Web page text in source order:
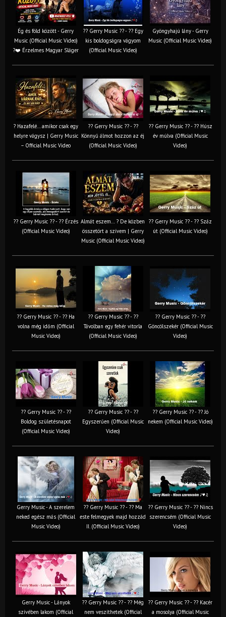
Ég és föld között - Gerry
Music (Official Music Video)
?❤️ Érzelmes Magyar Sláger
?? Gerry Music ?? - ?? Egy
kis boldogságra vágyom
(Official Music Video)
Gyöngyhajú lány - Gerry
Music (Official Music Video)
? Hazafelé… amikor csak egy
helyre vágysz | Gerry Music
– Official Music Video
?? Gerry Music ?? - ??
Könnyű álmot hozzon az éj
(Official Music Video)
?? Gerry Music ?? - ?? Húsz
év múlva (Official Music
Video)
?? Gerry Music ?? - ?? Érzés
(Official Music Video)
Almát eszem… ? De közben
összetört a szívem | Gerry
Music (Official Music Video)
?? Gerry Music ?? - ?? Száz
út (Official Music Video)
?? Gerry Music ?? - ?? Ha
volna még időm (Official
Music Video)
?? Gerry Music ?? - ??
Távolban egy fehér vitorla
(Official Music Video)
?? Gerry Music ?? - ??
Göncölszekér (Official Music
Video)
?? Gerry Music ?? - ??
Boldog születésnapot
(Official Music Video)
?? Gerry Music ?? - ??
Egyszerűen (Official Music
Video)
?? Gerry Music ?? - ?? Jó
nekem (Official Music Video)
Gerry Music - A szerelem
neked egész más (Official
Music Video)
?? Gerry Music ?? - ?? Ma
este felmegyek majd hozzád
II. (Official Music Video)
?? Gerry Music ?? - ?? Nincs
szerencsém (Official Music
Video)
Gerry Music - Lányok
szívében lakom (Official
?? Gerry Music ?? - ?? Még
nem veszíthetek (Official
?? Gerry Music ?? - ?? Kacér
a mosolya (Official Music